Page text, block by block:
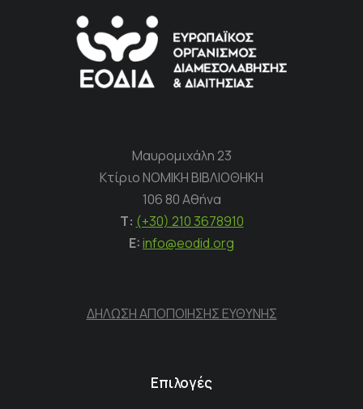
Μαυρομιχάλη 23
Κτίριο ΝΟΜΙΚΗ ΒΙΒΛΙΟΘΗΚΗ
106 80 Αθήνα
Τ: (+30) 210 3678910
E:info@eodid.org
ΔΗΛΩΣΗ ΑΠΟΠΟΙΗΣΗΣ ΕΥΘΥΝΗΣ
Επιλογές